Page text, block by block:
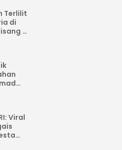
Terlilit
di
4
Viral